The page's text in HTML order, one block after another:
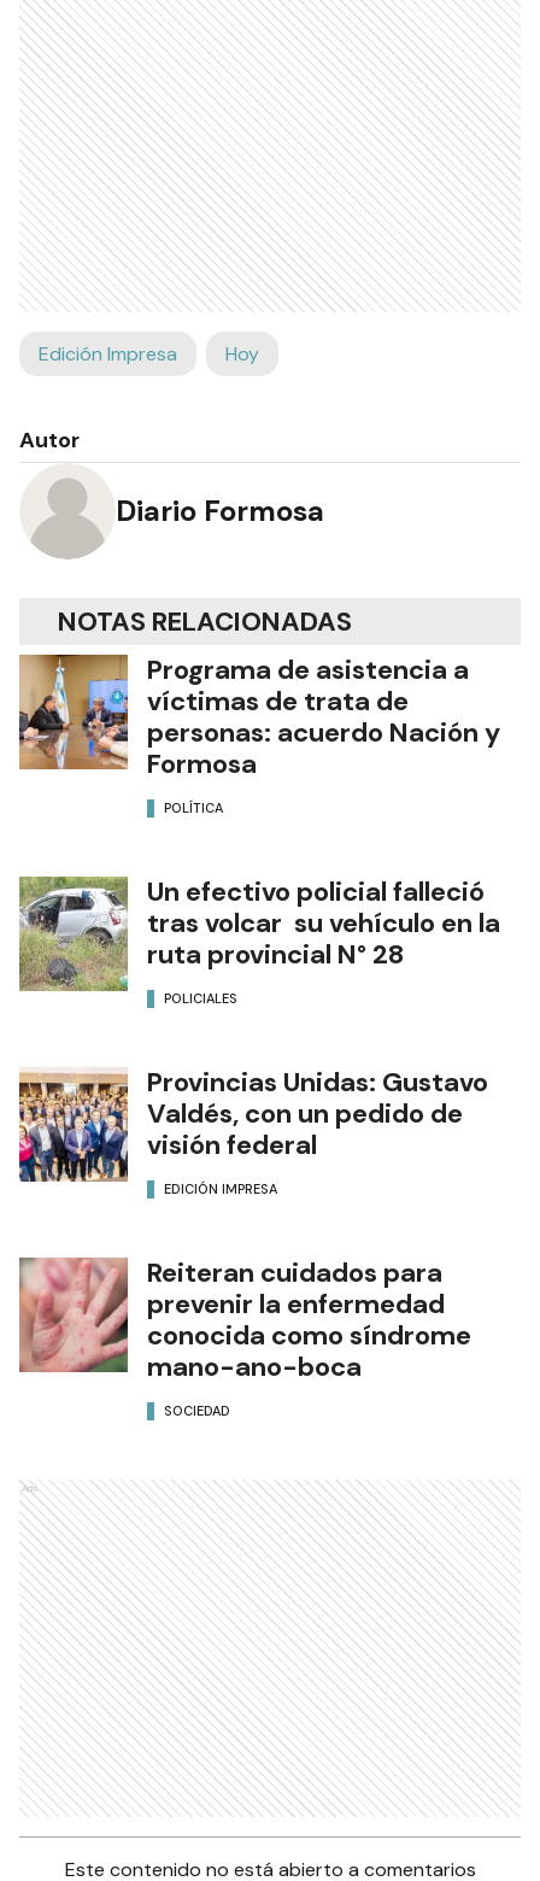
Edición Impresa Hoy
Autor
Diario Formosa
NOTAS RELACIONADAS
Programa de asistencia a
víctimas de trata de
personas: acuerdo Nación y
Formosa
POLÍTICA
Un efectivo policial falleció
tras volcar su vehículo en la
ruta provincial N° 28
POLICIALES
Provincias Unidas: Gustavo
Valdés, con un pedido de
visión federal
EDICIÓN IMPRESA
Reiteran cuidados para
prevenir la enfermedad
conocida como síndrome
mano-ano-boca
SOCIEDAD
Ads
Este contenido no está abierto a comentarios